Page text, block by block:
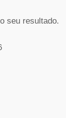
seu resultado.